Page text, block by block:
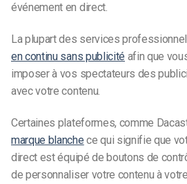
événement en direct.
La plupart des services
en continu sans publicité afin que
imposer à vos spectateurs des
avec votre contenu.
Certaines plateformes, comme
marque blanche ce qui signifie que
direct est équipé de boutons de
de personnaliser votre contenu à